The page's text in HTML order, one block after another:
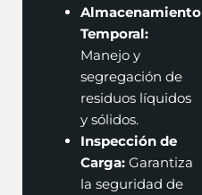
Almacenamiento
Temporal:
Manejo y
segregación de
residuos líquidos
y sólidos.
Inspección de
Carga: Garantiza
la seguridad de